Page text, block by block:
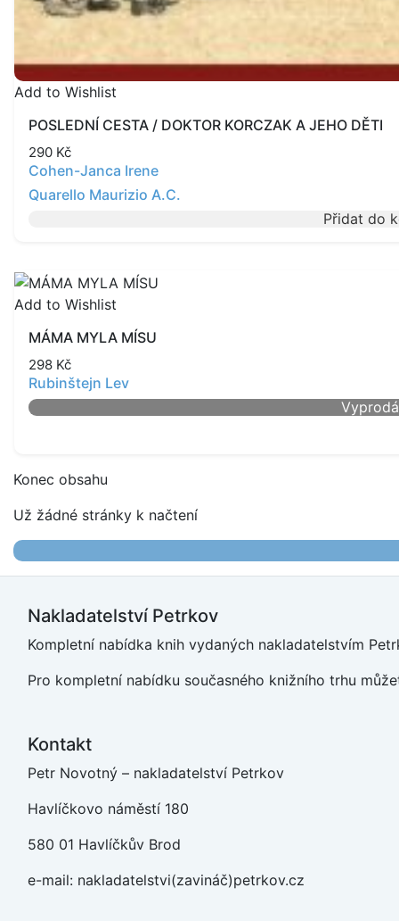
Add to Wishlist
POSLEDNÍ CESTA / DOKTOR KORCZAK A JEHO DĚTI
290 Kč
Cohen-Janca Irene
Quarello Maurizio A.C.
Přidat do
Add to Wishlist
MÁMA MYLA MÍSU
298 Kč
Rubinštejn Lev
Konec obsahu
Už žádné stránky k načtení
Nakladatelství Petrkov
Kompletní nabídka knih vydaných nakladatelstvím
Pro kompletní nabídku současného knižního trhu
Kontakt
Petr Novotný – nakladatelství Petrkov
Havlíčkovo náměstí 180
580 01 Havlíčkův Brod
e-mail: nakladatelstvi(zavináč)petrkov.cz